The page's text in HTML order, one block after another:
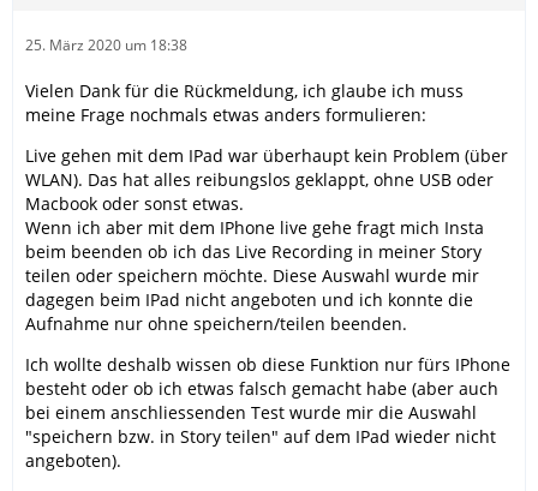
25. März 2020 um 18:38
Vielen Dank für die Rückmeldung, ich glaube ich muss
meine Frage nochmals etwas anders formulieren:
Live gehen mit dem IPad war überhaupt kein Problem (über
WLAN). Das hat alles reibungslos geklappt, ohne USB oder
Macbook oder sonst etwas.
Wenn ich aber mit dem IPhone live gehe fragt mich Insta
beim beenden ob ich das Live Recording in meiner Story
teilen oder speichern möchte. Diese Auswahl wurde mir
dagegen beim IPad nicht angeboten und ich konnte die
Aufnahme nur ohne speichern/teilen beenden.
Ich wollte deshalb wissen ob diese Funktion nur fürs IPhone
besteht oder ob ich etwas falsch gemacht habe (aber auch
bei einem anschliessenden Test wurde mir die Auswahl
"speichern bzw. in Story teilen" auf dem IPad wieder nicht
angeboten).